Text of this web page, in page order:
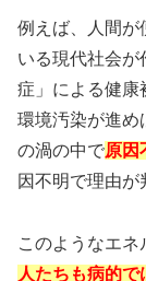
例えば、人間が
いる現代社会が
症」による健康
環境汚染が進め
の渦の中で原因
因不明で理由が
このようなエ
人たちも病的